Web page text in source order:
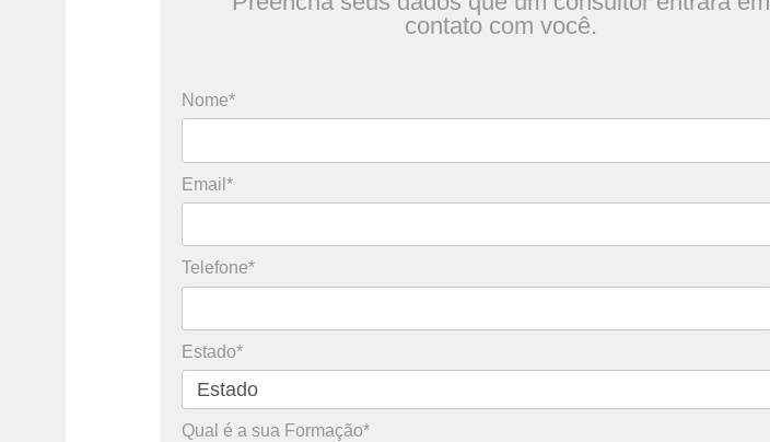
contato com você.
Nome*
Email*
Telefone*
Estado*
Qual é a sua Formação*